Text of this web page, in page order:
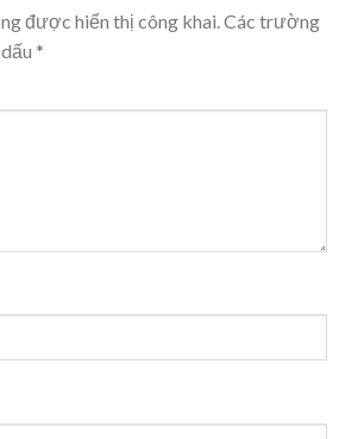
được hiển thị công khai.Các trường
*